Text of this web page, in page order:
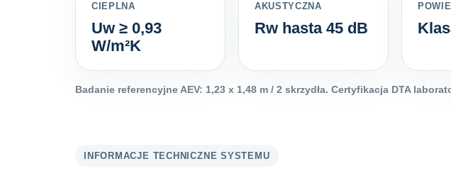
CIEPLNA
Uw ≥ 0,93
W/m²K
AKUSTYCZNA
Rw hasta 45 dB
Badanie referencyjne AEV: 1,23 x 1,48 m / 2 skrzydła. Certyfikacja DTA
INFORMACJE TECHNICZNE SYSTEMU